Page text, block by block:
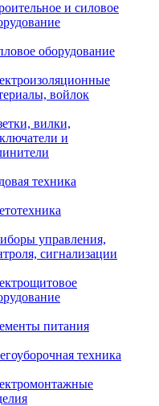
и силовое
оборудование
войлок
вилки,
и
техника
управления,
сигнализации
питания
техника